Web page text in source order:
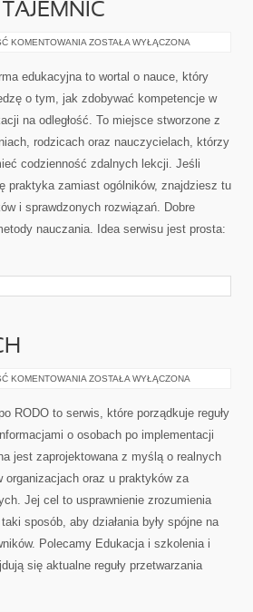
KOMENTOWANIA PRAWO
TAJEMNIC
ZOSTAŁA WYŁĄCZONA
edukacyjna to wortal o nauce, który
o tym, jak zdobywać kompetencje w
na odległość. To miejsce stworzone z
rodzicach oraz nauczycielach, którzy
codzienność zdalnych lekcji. Jeśli
praktyka zamiast ogólników, znajdziesz tu
i sprawdzonych rozwiązań. Dobre
nauczania. Idea serwisu jest prosta:
KOMENTOWANIA BEZPIECZEŃSTWO
ZOSTAŁA WYŁĄCZONA
RODO to serwis, które porządkuje reguły
o osobach po implementacji
jest zaprojektowana z myślą o realnych
organizacjach oraz u praktyków za
Jej cel to usprawnienie zrozumienia
sposób, aby działania były spójne na
Polecamy Edukacja i szkolenia i
się aktualne reguły przetwarzania